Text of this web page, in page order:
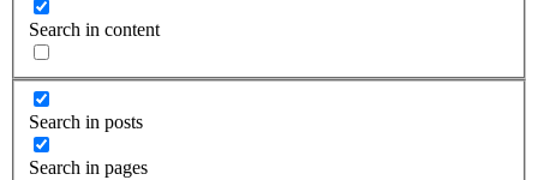
Search in content
Search in posts
Search in pages